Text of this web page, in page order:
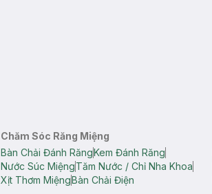
Chăm Sóc Răng Miệng
Bàn Chải Đánh RăngKem Đánh Răng
Nước Súc MiệngTăm Nước / Chỉ Nha Khoa
Xịt Thơm MiệngBàn Chải Điện